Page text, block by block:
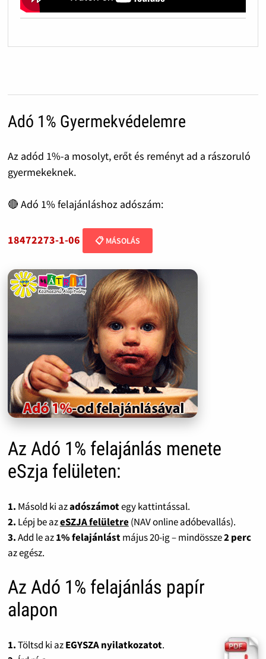
Adó 1% Gyermekvédelemre
Az adód 1%-a mosolyt, erőt és reményt ad a rászoruló
gyermekeknek.
🔴 Adó 1% felajánláshoz adószám:
18472273-1-06 📋 MÁSOLÁS
Az Adó 1% felajánlás menete
eSzja felületen:
1. Másold ki azadószámotegy kattintással.
2. Lépj be azeSZJA felületre(NAV online adóbevallás).
3.Add le az1% felajánlástmájus 20-ig – mindössze2 perc
az egész.
Az Adó 1% felajánlás papír
alapon
1.Töltsd ki azEGYSZA nyilatkozatot.